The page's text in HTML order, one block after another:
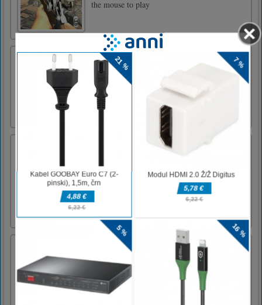
the mouse to play
Basket King pro
Košarka je prva košarkarska igra. Košarka je
igra stopenj, v kateri morate zadeti koše, da se
premaknete z ene stopnje na drugo. Nič bolj
zabavnega!uporabite miško v igri
Ognjeni deček in vodno dekle 3 v ledenem
Fireboy And Watergirl 3 In The Ice Temple je
spletna igra, ki jo lahko igrate brezplačno.
Nadzirajte 2 lika, ko vsak od njih pomaga
drug drugemu zgrabiti dragulje na koncu
stopnje.AWS
Drobljenje piškotkov 3
Dobrodošli v Cookie Crush 3 - najnovejši
ponovitvi ljubljene in zasvojenost igra-3! Od
zadnjega obiska se je marsikaj spremenilo. Na
slajše, seveda! Vse je postalo malo bolj